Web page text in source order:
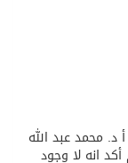
مدينة الملك سلمان للطاقة “سبارك” توقع اتفاقية تطوير مصانع جاهزة ومتخصصة في مجال الطاقةد. محمد عبد الله
أكد انه لا وجود